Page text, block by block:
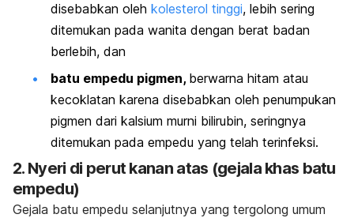
disebabkan oleh kolesterol tinggi, lebih sering
ditemukan pada wanita dengan berat badan
berlebih, dan
batu empedu pigmen, berwarna hitam atau
kecoklatan karena disebabkan oleh penumpukan
pigmen dari kalsium murni bilirubin, seringnya
ditemukan pada empedu yang telah terinfeksi.
2. Nyeri di perut kanan atas (gejala khas batu
empedu)
Gejala batu empedu selanjutnya yang tergolong umum